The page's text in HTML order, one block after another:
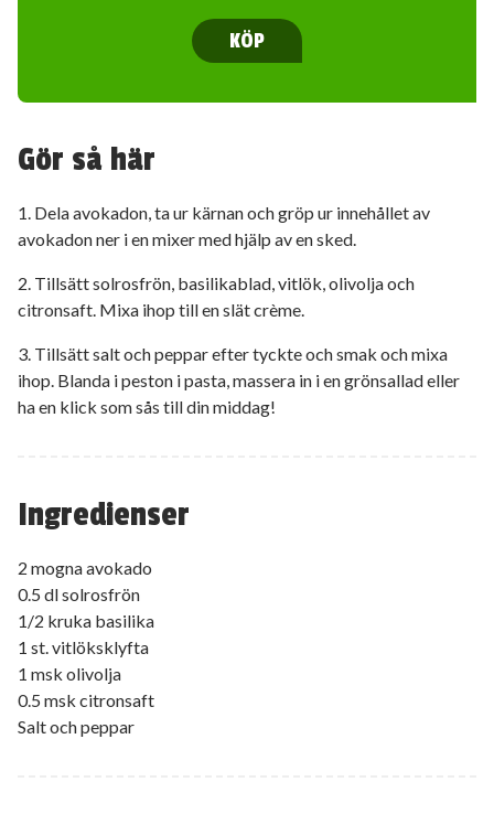
Ingredienser
2 mogna avokado
0.5 dl solrosfrön
1/2 kruka basilika
1 st. vitlöksklyfta
1 msk olivolja
0.5 msk citronsaft
Salt och peppar
KÖP
Gör så här
1. Dela avokadon, ta ur kärnan och gröp ur innehållet av
avokadon ner i en mixer med hjälp av en sked.
2. Tillsätt solrosfrön, basilikablad, vitlök, olivolja och
citronsaft. Mixa ihop till en slät crème.
3. Tillsätt salt och peppar efter tyckte och smak och mixa
ihop. Blanda i peston i pasta, massera in i en grönsallad eller
ha en klick som sås till din middag!